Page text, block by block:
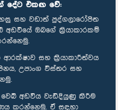
දේට එකඟ වේ:
සහ වඩාත් පුද්ගලාරෝපිත
අඩවියේ ඔබගේ ක්‍රියාකාරකම්
සහ ක්‍රියාකාරීත්වය
උපාංග විස්තර සහ
වෙබ් අඩවිය වැඩිදියුණු කිරීම
කරන්නෙමු. ඒ සඳහා